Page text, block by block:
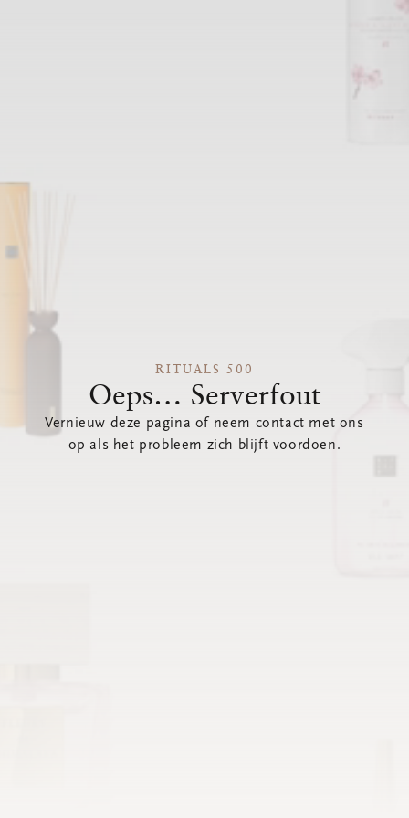
RITUALS 500
Oeps… Serverfout
Vernieuw deze pagina of neem contact met ons
op als het probleem zich blijft voordoen.